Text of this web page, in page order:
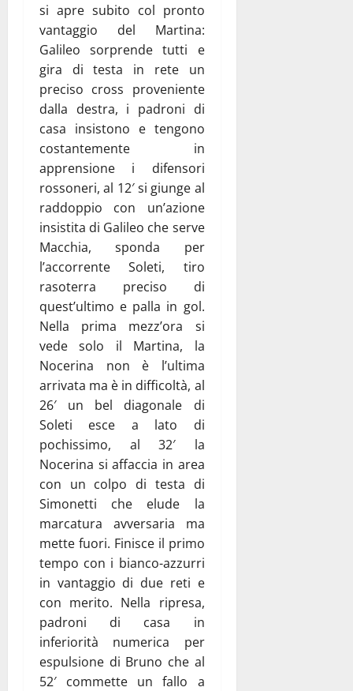
si apre subito col pronto
vantaggio del Martina:
Galileo sorprende tutti e
gira di testa in rete un
preciso cross proveniente
dalla destra, i padroni di
casa insistono e tengono
costantemente in
apprensione i difensori
rossoneri, al 12′ si giunge al
raddoppio con un’azione
insistita di Galileo che serve
Macchia, sponda per
l’accorrente Soleti, tiro
rasoterra preciso di
quest’ultimo e palla in gol.
Nella prima mezz’ora si
vede solo il Martina, la
Nocerina non è l’ultima
arrivata ma è in difficoltà, al
26′ un bel diagonale di
Soleti esce a lato di
pochissimo, al 32′ la
Nocerina si affaccia in area
con un colpo di testa di
Simonetti che elude la
marcatura avversaria ma
mette fuori. Finisce il primo
tempo con i bianco-azzurri
in vantaggio di due reti e
con merito. Nella ripresa,
padroni di casa in
inferiorità numerica per
espulsione di Bruno che al
52′ commette un fallo a